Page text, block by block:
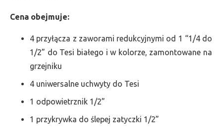
Cena obejmuje:
4 przyłącza z zaworami redukcyjnymi od 1 “1/4 do
1/2” do Tesi białego i w kolorze, zamontowane na
grzejniku
4 uniwersalne uchwyty do Tesi
1 odpowietrznik 1/2”
1 przykrywka do ślepej zatyczki 1/2”